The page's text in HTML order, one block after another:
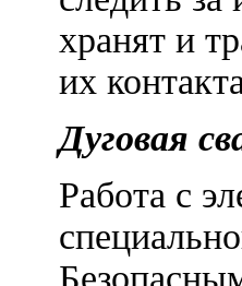
хранят и
их
Дуговая
Работа с